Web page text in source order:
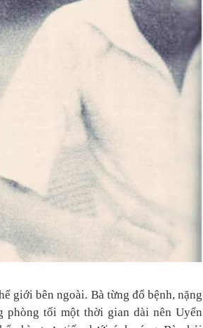
giới bên ngoài. Bà từng đổ bệnh, nặng
tối một thời gian dài nên Uyển